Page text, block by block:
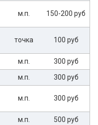
м.п. 150-200 руб
точка 100 руб
м.п.
300 руб
м.п.
300 руб
м.п. 300 руб
м.п.
500 руб